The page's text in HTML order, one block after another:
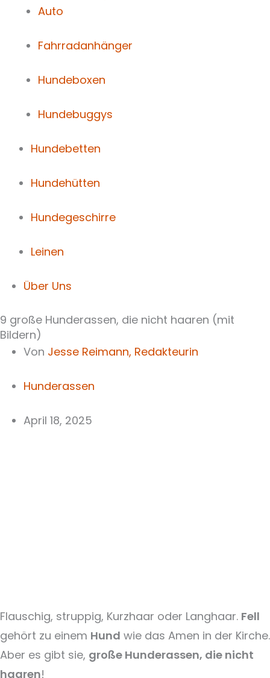
Auto
Fahrradanhänger
Hundeboxen
Hundebuggys
Hundebetten
Hundehütten
Hundegeschirre
Leinen
Über Uns
9 große Hunderassen, die nicht haaren (mit
Bildern)
Von Jesse Reimann, Redakteurin
Hunderassen
April 18, 2025
Flauschig, struppig, Kurzhaar oder Langhaar. Fell
gehört zu einem Hund wie das Amen in der Kirche.
Aber es gibt sie, große Hunderassen, die nicht
haaren!